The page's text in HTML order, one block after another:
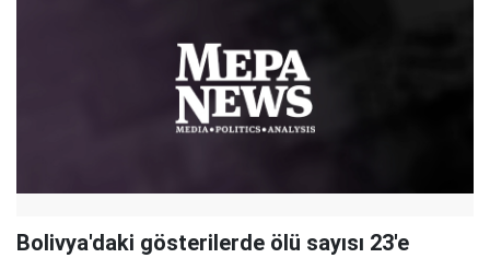
Bolivya'daki gösterilerde ölü sayısı 23'e